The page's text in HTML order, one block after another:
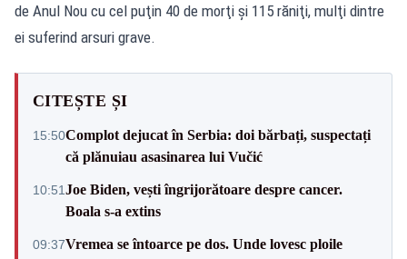
de Anul Nou cu cel puţin 40 de morţi şi 115 răniţi, mulţi dintre
ei suferind arsuri grave.
CITEȘTE ȘI
15:50Complot dejucat în Serbia: doi bărbați, suspectați
că plănuiau asasinarea lui Vučić
10:51Joe Biden, vești îngrijorătoare despre cancer.
Boala s-a extins
09:37Vremea se întoarce pe dos. Unde lovesc ploile